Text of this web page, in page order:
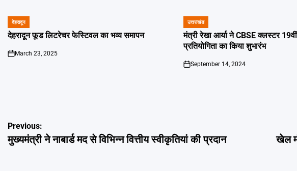
POSTED
IN
देहरादून
देहरादून फूड लिटरेचर फेस्टिवल का भव्य समापन
on
March 23, 2025
POSTED
IN
उत्तराखंड
मंत्री रेखा आर्या ने CBSE क्लस्टर
प्रतियोगिता का किया शुभारंभ
on
September 14, 2024
Post
navigation
Previous:
मुख्यमंत्री ने नाबार्ड मद से विभिन्न वित्तीय स्वीकृतियां की प्रदान
खेल